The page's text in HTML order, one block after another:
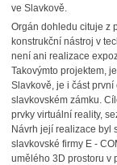
ve Slavkově.
Orgán dohledu cituje z
konstrukční nástroj v
není ani realizace
Takovýmto projektem,
Slavkově, je i část
slavkovském zámku.
prvky virtuální reality,
Návrh její realizace byl
slavkovské firmy E -
umělého 3D prostoru v